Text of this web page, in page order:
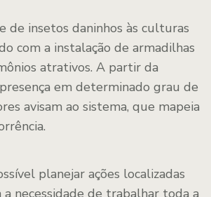
de insetos daninhos às culturas
com a instalação de armadilhas
atrativos. A partir da
em determinado grau de
avisam ao sistema, que mapeia
planejar ações localizadas
necessidade de trabalhar toda a